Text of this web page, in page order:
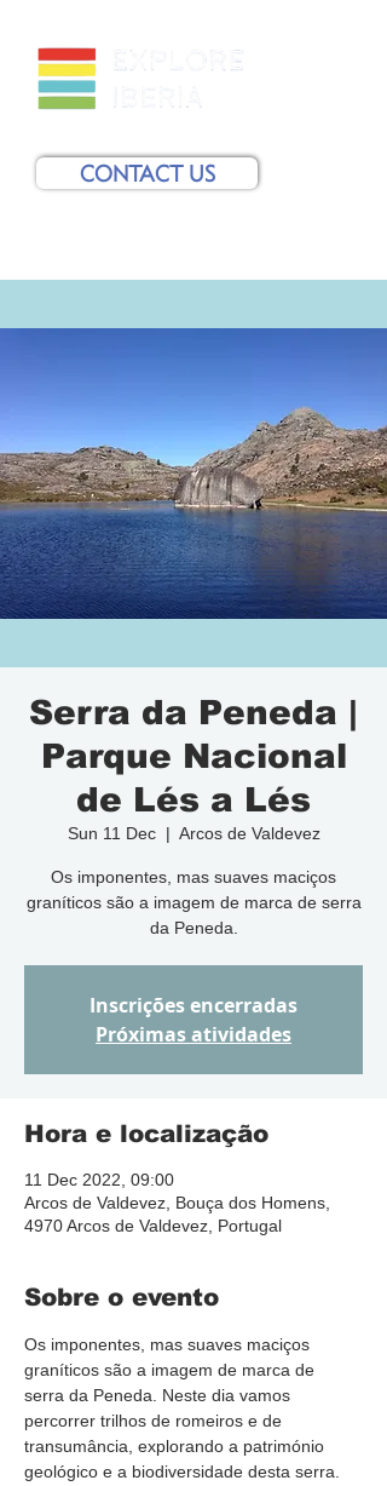
CONTACT US
Serra da Peneda |
Parque Nacional
de Lés a Lés
Sun 11 Dec
  |
Arcos de Valdevez
Os imponentes, mas suaves maciços
graníticos são a imagem de marca de serra
da Peneda.
Inscrições encerradas
Próximas atividades
Hora e localização
11 Dec 2022, 09:00
Arcos de Valdevez, Bouça dos Homens,
4970 Arcos de Valdevez, Portugal
Sobre o evento
Os imponentes, mas suaves maciços
graníticos são a imagem de marca de
serra da Peneda. Neste dia vamos
percorrer trilhos de romeiros e de
transumância, explorando a património
geológico e a biodiversidade desta serra.